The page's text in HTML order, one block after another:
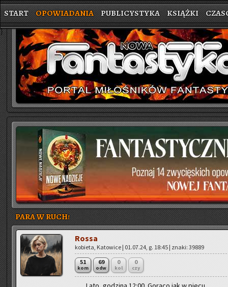
START OPOWIADANIA PUBLICYSTYKA KSIĄŻKI
}
PARA W RUCH!
Rossa
ko­bie­ta, Ka­to­wi­ce | 01.07.24, g. 18:45 | znaki: 39889
51
kom
69
odw
0
kol
0
czy